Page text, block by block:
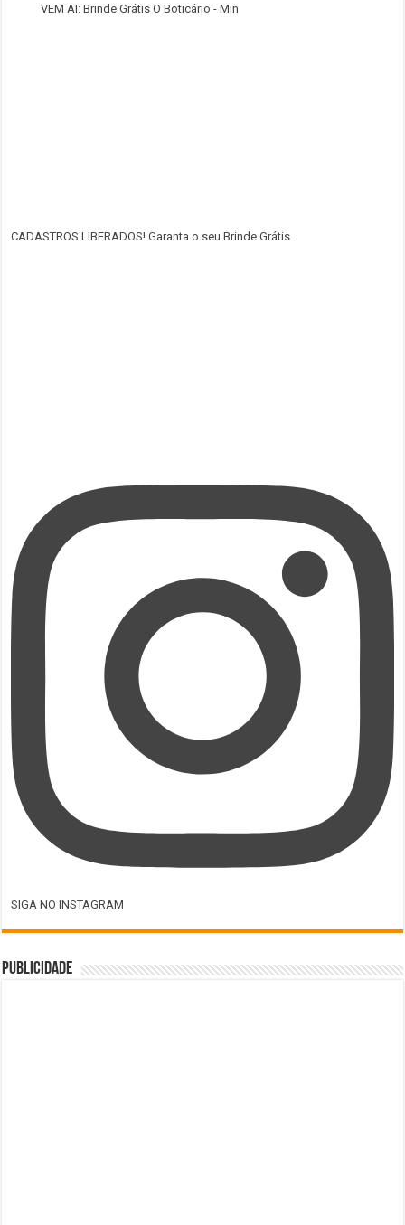
VEM AI: Brinde Grátis O Boticário - Min
CADASTROS LIBERADOS! Garanta o seu Brinde Grátis
SIGA NO INSTAGRAM
Publicidade